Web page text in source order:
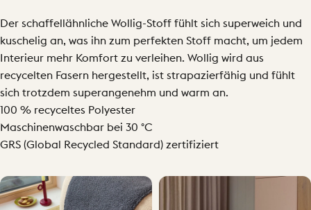
Der schaffellähnliche Wollig-Stoff fühlt sich superweich und
kuschelig an, was ihn zum perfekten Stoff macht, um jedem
Interieur mehr Komfort zu verleihen. Wollig wird aus
recycelten Fasern hergestellt, ist strapazierfähig und fühlt
sich trotzdem superangenehm und warm an.
100 % recyceltes Polyester
Maschinenwaschbar bei 30 °C
GRS (Global Recycled Standard) zertifiziert